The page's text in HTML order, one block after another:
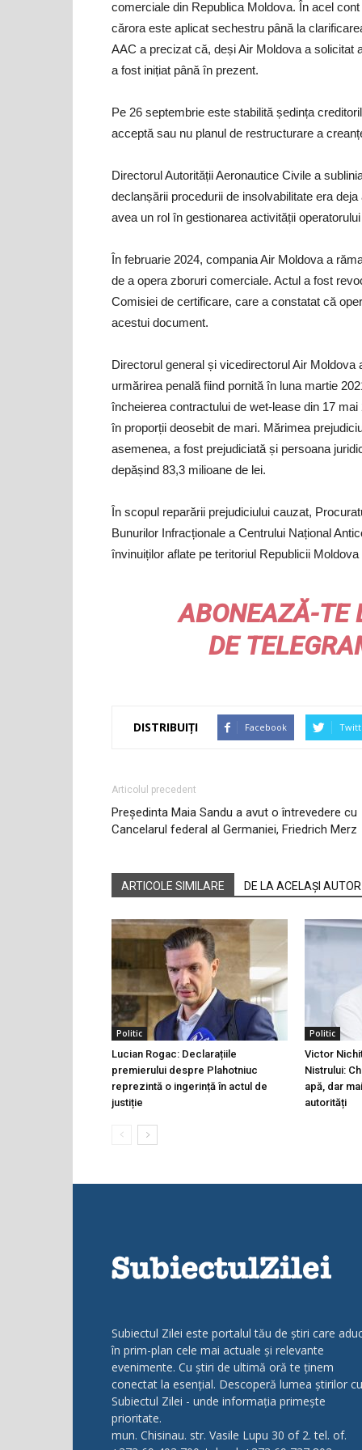
comerciale din Republica Moldova. În acel
cărora este aplicat sechestru până la
AAC a precizat că, deși Air Moldova a solicitat
a fost inițiat până în prezent.
Pe 26 septembrie este stabilită ședința
acceptă sau nu planul de restructurare a
Directorul Autorității Aeronautice Civile a
declanșării procedurii de insolvabilitate era
avea un rol în gestionarea activității
În februarie 2024, compania Air Moldova a
de a opera zboruri comerciale. Actul a fost
Comisiei de certificare, care a constatat că
acestui document.
Directorul general și vicedirectorul Air
urmărirea penală fiind pornită în luna martie
încheierea contractului de wet-lease din 17
în proporții deosebit de mari. Mărimea
asemenea, a fost prejudiciată și persoana
depășind 83,3 milioane de lei.
În scopul reparării prejudiciului cauzat,
Bunurilor Infracționale a Centrului Național
învinuiților aflate pe teritoriul Republicii
ABONEAZĂ-TE
DE
DISTRIBUIȚI Facebook
Articolul precedent
Președinta Maia Sandu a avut o întrevedere cu
Cancelarul federal al Germaniei, Friedrich Merz
ARTICOLE SIMILARE DE LA ACELAȘI AUTOR
Politic
Lucian Rogac: Declarațiile
premierului despre Plahotniuc
reprezintă o ingerință în actul de
justiție
Politic
Victor
Nistrului:
apă, dar
autorități
Subiectul Zilei este portalul tău de știri care
în prim-plan cele mai actuale și relevante
evenimente. Cu știri de ultimă oră te ținem
conectat la esențial. Descoperă lumea știrilor cu
Subiectul Zilei - unde informația primește
prioritate.
mun. Chisinau. str. Vasile Lupu 30 of 2. tel. of.